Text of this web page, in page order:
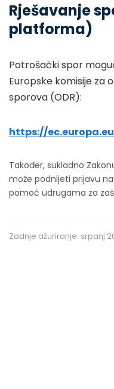
Rješavanje
platforma)
Potrošački spor
Europske komisije za
sporova (ODR):
https://
Također, sukladno
može podnijeti prijavu
pomoć udrugama za
Zadnje ažuriranje: srpanj